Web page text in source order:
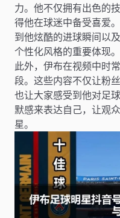
力。他不仅拥有出色的
得他在球迷中备受喜爱
到他炫酷的进球瞬间以
个性化风格的重要体现。
此外，伊布在视频中时
段。这些内容不仅让粉
也让大家感受到他对足
默感来表达自己，让观
星。